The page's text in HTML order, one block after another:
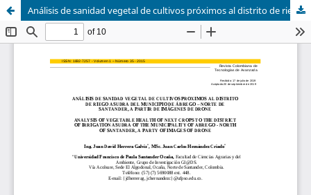
Análisis de sanidad vegetal de cultivos próximos al distrito de riego Asudra del municipio de Ábrego – Norte de Santander, a partir de imágenes de drone